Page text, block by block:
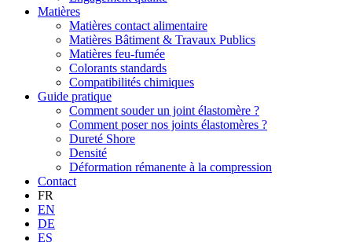
Matières
Matières contact alimentaire
Matières Bâtiment & Travaux Publics
Matières feu-fumée
Colorants standards
Compatibilités chimiques
Guide pratique
Comment souder un joint élastomère ?
Comment poser nos joints élastomères ?
Dureté Shore
Densité
Déformation rémanente à la compression
Contact
FR
EN
DE
ES